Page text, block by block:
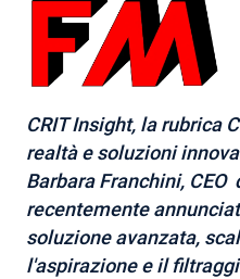
CRIT Insight, la rubrica
realtà e soluzioni
Barbara Franchini, CEO
recentemente
soluzione avanzata,
l'aspirazione e il